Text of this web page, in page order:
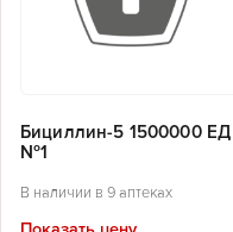
Бициллин-5 1500000 ЕД
№1
В наличии в 9 аптеках